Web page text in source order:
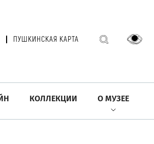
ПУШКИНСКАЯ КАРТА
КОЛЛЕКЦИИ О МУЗЕЕ